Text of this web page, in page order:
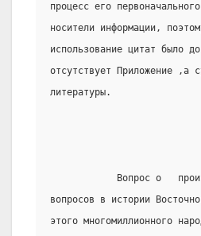
процесс его
носители информации,
использование цитат было
отсутствует Приложение ,а
литературы.
Вопрос о
вопросов в истории
этого многомиллионного